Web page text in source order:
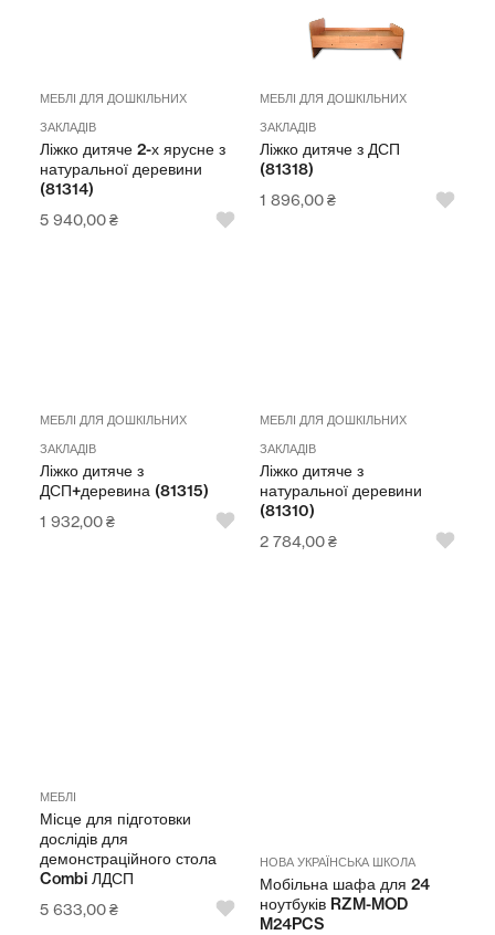
МЕБЛІ ДЛЯ ДОШКІЛЬНИХ
ЗАКЛАДІВ
Ліжко дитяче 2-х ярусне з
натуральної деревини
(81314)
5 940,00₴
МЕБЛІ ДЛЯ ДОШКІЛЬНИХ
ЗАКЛАДІВ
Ліжко дитяче з ДСП
(81318)
1 896,00₴
МЕБЛІ ДЛЯ ДОШКІЛЬНИХ
ЗАКЛАДІВ
Ліжко дитяче з
ДСП+деревина (81315)
1 932,00₴
МЕБЛІ ДЛЯ ДОШКІЛЬНИХ
ЗАКЛАДІВ
Ліжко дитяче з
натуральної деревини
(81310)
2 784,00₴
МЕБЛІ
Місце для підготовки
дослідів для
демонстраційного стола
Combi ЛДСП
5 633,00₴
НОВА УКРАЇНСЬКА ШКОЛА
Мобільна шафа для 24
ноутбуків RZM-MOD
M24PCS